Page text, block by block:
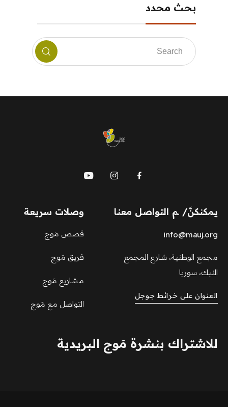
بحث محدد
mauj
يمكنكنَّ/ ـم التواصل معنا
info@mauj.org
مجمع الوطنية، شارع المجمع
النبك، سوريا
العنوان على خرائط جوجل
وصلات سريعة
قصص مَوج
فريق مَوج
مشاريع مَوج
التواصل مع مَوج
للاشتراك بنشرة مَوج البريدية